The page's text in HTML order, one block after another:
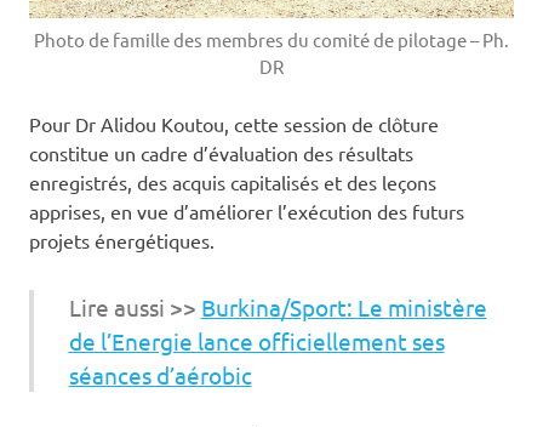
Photo de famille des membres du comité de pilotage – Ph.
DR
‎Pour Dr Alidou Koutou, cette session de clôture
constitue un cadre d’évaluation des résultats
enregistrés, des acquis capitalisés et des leçons
apprises, en vue d’améliorer l’exécution des futurs
projets énergétiques.
Lire aussi >> Burkina/Sport: Le ministère
de l’Energie lance officiellement ses
séances d’aérobic